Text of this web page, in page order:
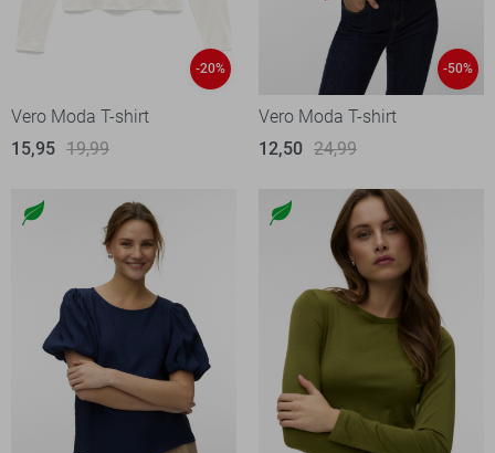
-20%
Vero Moda T-shirt
15,95 19,99
-50%
Vero Moda T-shirt
12,50 24,99